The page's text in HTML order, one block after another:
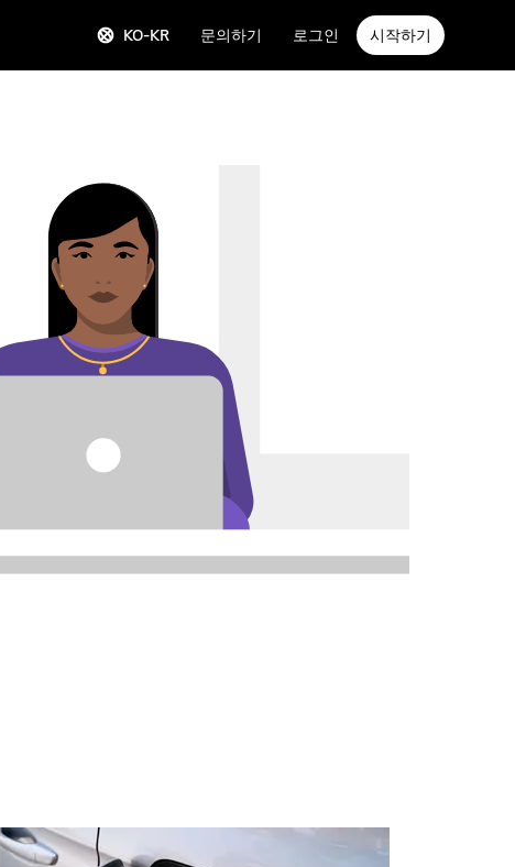
KO-KR 문의하기 로그인 시작하기